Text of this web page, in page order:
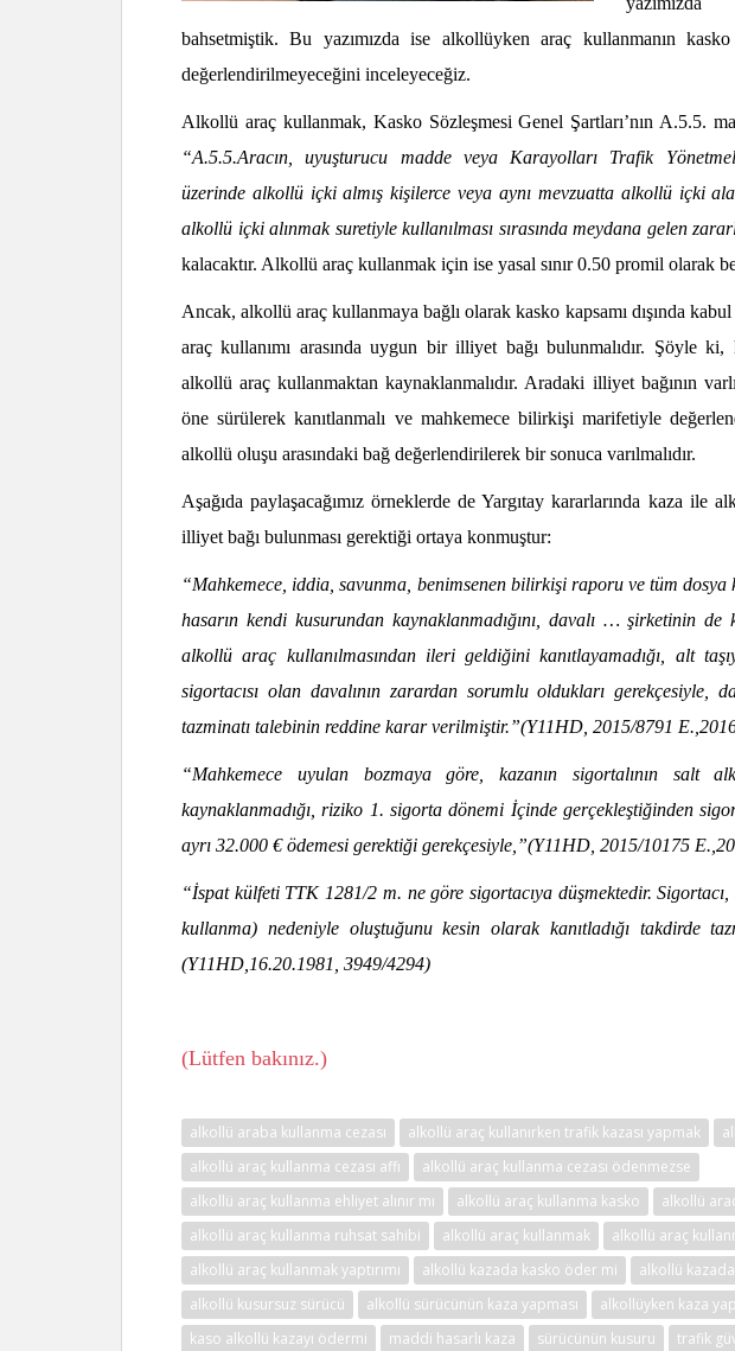
bahsetmiştik. Bu yazımızda ise alkollüyken araç kullanmanın kasko
değerlendirilmeyeceğini inceleyeceğiz.
Alkollü araç kullanmak, Kasko Sözleşmesi Genel Şartları’nın A.5.5.
“A.5.5.Aracın, uyuşturucu madde veya Karayolları Trafik
üzerinde alkollü içki almış kişilerce veya aynı mevzuatta alkollü içki
alkollü içki alınmak suretiyle kullanılması sırasında meydana gelen
kalacaktır. Alkollü araç kullanmak için ise yasal sınır 0.50 promil olarak
Ancak, alkollü araç kullanmaya bağlı olarak kasko kapsamı dışında
araç kullanımı arasında uygun bir illiyet bağı bulunmalıdır. Şöyle ki,
alkollü araç kullanmaktan kaynaklanmalıdır. Aradaki illiyet bağının
öne sürülerek kanıtlanmalı ve mahkemece bilirkişi marifetiyle
alkollü oluşu arasındaki bağ değerlendirilerek bir sonuca varılmalıdır.
Aşağıda paylaşacağımız örneklerde de Yargıtay kararlarında kaza ile
illiyet bağı bulunması gerektiği ortaya konmuştur:
“Mahkemece, iddia, savunma, benimsenen bilirkişi raporu ve tüm dosya
hasarın kendi kusurundan kaynaklanmadığını, davalı … şirketinin de
alkollü araç kullanılmasından ileri geldiğini kanıtlayamadığı, alt
sigortacısı olan davalının zarardan sorumlu oldukları gerekçesiyle,
tazminatı talebinin reddine karar verilmiştir.”(Y11HD, 2015/8791
“Mahkemece uyulan bozmaya göre, kazanın sigortalının salt
kaynaklanmadığı, riziko 1. sigorta dönemi İçinde gerçekleştiğinden
ayrı 32.000 € ödemesi gerektiği gerekçesiyle,”(Y11HD, 2015/10175
“İspat külfeti TTK 1281/2 m. ne göre sigortacıya düşmektedir.
kullanma) nedeniyle oluştuğunu kesin olarak kanıtladığı takdirde
(Y11HD,16.20.1981, 3949/4294)
(Lütfen bakınız.)
alkollü araba kullanma cezası alkollü araç kullanırken trafik kazası yapmak
alkollü araç kullanma cezası affı
alkollü araç kullanma cezası ödenmezse
alkollü araç kullanma ehliyet alınır mı
alkollü araç kullanma kasko
alkollü
alkollü araç kullanma ruhsat sahibi
alkollü araç kullanmak
alkollü araç
alkollü araç kullanmak yaptırımı
alkollü kazada kasko öder mi
alkollü
alkollü kusursuz sürücü
alkollü sürücünün kaza yapması alkollüyken kaza
kaso alkollü kazayı ödermi
maddi hasarlı kaza sürücünün kusuru trafik